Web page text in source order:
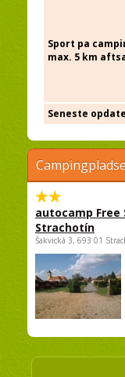
Sport pa
max. 5 km
Seneste
autocamp Free
Strachotín
Šakvická 3, 693 01